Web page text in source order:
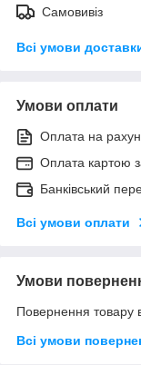
Самовивіз
Всі умови
Умови оплати
Оплата на
Оплата картою
Банківський
Всі умови оплати
Умови
Повернення товару
Всі умови